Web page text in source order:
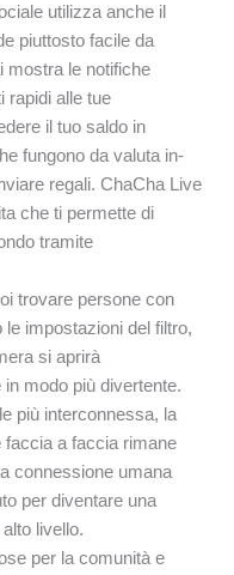
utilizza anche il
piuttosto facile da
mostra le notifiche
rapidi alle tue
il tuo saldo in
fungono da valuta in-
regali. ChaCha Live
che ti permette di
tramite
trovare persone con
impostazioni del filtro,
si aprirà
modo più divertente.
più interconnessa, la
faccia a faccia rimane
connessione umana
per diventare una
livello.
per la comunità e